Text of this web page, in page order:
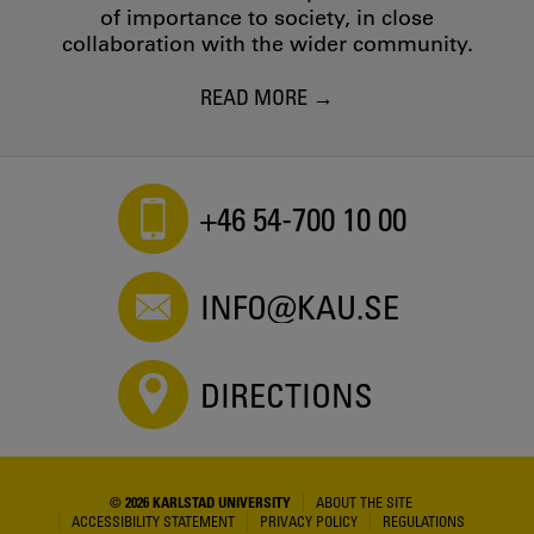
of importance to society, in close
collaboration with the wider community.
READ MORE
+46 54-700 10 00
INFO@KAU.SE
DIRECTIONS
© 2026 KARLSTAD UNIVERSITY
ABOUT THE SITE
ACCESSIBILITY STATEMENT
PRIVACY POLICY REGULATIONS